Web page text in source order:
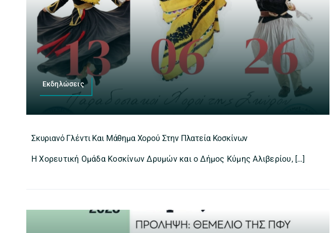
Εκδηλώσεις
Σκυριανό Γλέντι Και Μάθημα Χορού Στην Πλατεία Κοσκίνων
Η Χορευτική Ομάδα Κοσκίνων Δρυμών και ο Δήμος Κύμης Αλιβερίου, […]